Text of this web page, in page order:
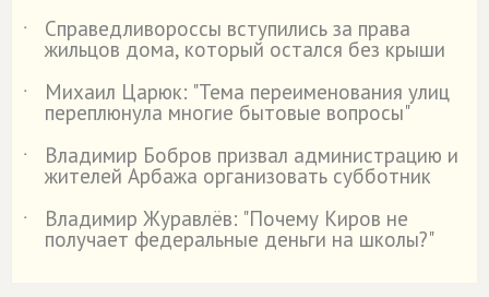
˙
Справедливороссы вступились за права
жильцов дома, который остался без крыши
˙
Михаил Царюк: "Тема переименования улиц
переплюнула многие бытовые вопросы"
˙
Владимир Бобров призвал администрацию и
жителей Арбажа организовать субботник
˙
Владимир Журавлёв: "Почему Киров не
получает федеральные деньги на школы?"